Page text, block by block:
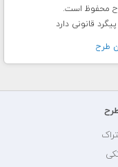
قانونی دارد
طرح